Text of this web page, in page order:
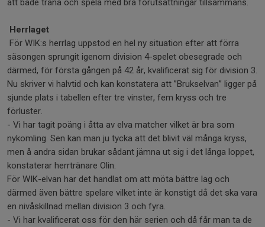
att både träna och spela med bra förutsättningar tillsammans.
Herrlaget
För WIK:s herrlag uppstod en hel ny situation efter att förra
säsongen sprungit igenom division 4-spelet obesegrade och
därmed, för första gången på 42 år, kvalificerat sig för division 3.
Nu skriver vi halvtid och kan konstatera att ”Brukselvan” ligger på
sjunde plats i tabellen efter tre vinster, fem kryss och tre
förluster.
- Vi har tagit poäng i åtta av elva matcher vilket är bra som
nykomling. Sen kan man ju tycka att det blivit väl många kryss,
men å andra sidan brukar sådant jämna ut sig i det långa loppet,
konstaterar herrtränare Olin.
För WIK-elvan har det handlat om att möta bättre lag och
därmed även bättre spelare vilket inte är konstigt då det ska vara
en nivåskillnad mellan division 3 och fyra.
- Vi har kvalificerat oss för den här serien och då får man ta de